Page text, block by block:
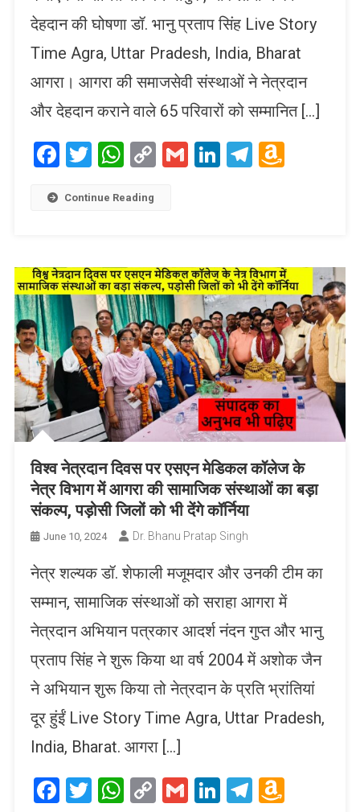
देहदान की घोषणा डॉ. भानु प्रताप सिंह Live Story
Time Agra, Uttar Pradesh, India, Bharat
आगरा। आगरा की समाजसेवी संस्थाओं ने नेत्रदान
और देहदान कराने वाले 65 परिवारों को सम्मानित […]
Facebook
Twitter
WhatsApp
CopyGmailLinkedIn
Telegram
Continue Reading
विश्व नेत्रदान दिवस पर एसएन मेडिकल कॉलेज के
नेत्र विभाग में आगरा की सामाजिक संस्थाओं का बड़ा
संकल्प, पड़ोसी जिलों को भी देंगे कॉर्निया
June 10, 2024 Dr. Bhanu Pratap Singh
नेत्र शल्यक डॉ. शेफाली मजूमदार और उनकी टीम का
सम्मान, सामाजिक संस्थाओं को सराहा आगरा में
नेत्रदान अभियान पत्रकार आदर्श नंदन गुप्त और भानु
प्रताप सिंह ने शुरू किया था वर्ष 2004 में अशोक जैन
ने अभियान शुरू किया तो नेत्रदान के प्रति भ्रांतियां
दूर हुंईं Live Story Time Agra, Uttar Pradesh,
India, Bharat. आगरा […]
Facebook
TwitterWhatsApp
CopyGmailLinkedIn
Telegram